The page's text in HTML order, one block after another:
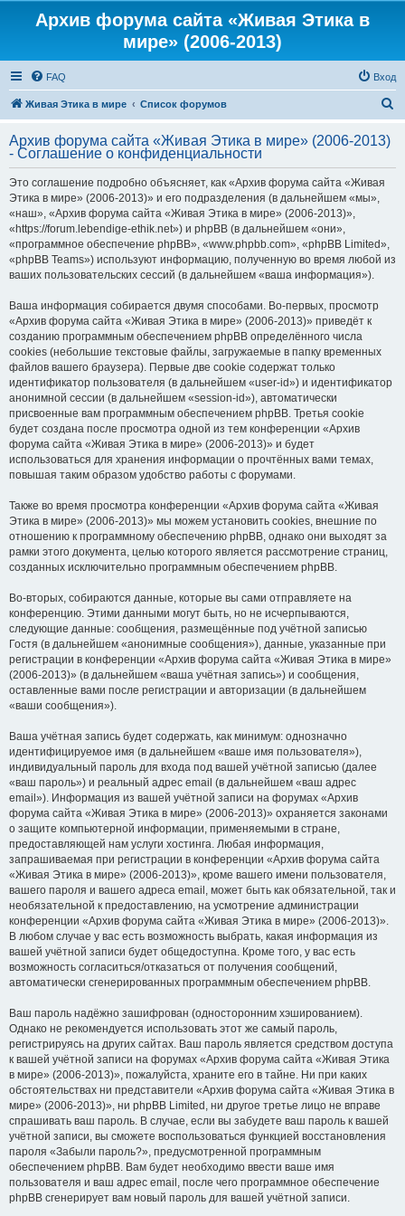
Архив форума сайта «Живая Этика в
мире» (2006-2013)
FAQ Вход
Живая Этика в мире Список форумов
с
Архив форума сайта «Живая Этика в мире» (2006-2013)
- Соглашение о конфиденциальности
Это соглашение подробно объясняет, как «Архив форума сайта «Живая
Этика в мире» (2006-2013)» и его подразделения (в дальнейшем «мы»,
«наш», «Архив форума сайта «Живая Этика в мире» (2006-2013)»,
«https://forum.lebendige-ethik.net») и phpBB (в дальнейшем «они»,
«программное обеспечение phpBB», «www.phpbb.com», «phpBB Limited»,
«phpBB Teams») используют информацию, полученную во время любой из
ваших пользовательских сессий (в дальнейшем «ваша информация»).
Ваша информация собирается двумя способами. Во-первых, просмотр
«Архив форума сайта «Живая Этика в мире» (2006-2013)» приведёт к
созданию программным обеспечением phpBB определённого числа
cookies (небольшие текстовые файлы, загружаемые в папку временных
файлов вашего браузера). Первые две cookie содержат только
идентификатор пользователя (в дальнейшем «user-id») и идентификатор
анонимной сессии (в дальнейшем «session-id»), автоматически
присвоенные вам программным обеспечением phpBB. Третья cookie
будет создана после просмотра одной из тем конференции «Архив
форума сайта «Живая Этика в мире» (2006-2013)» и будет
использоваться для хранения информации о прочтённых вами темах,
повышая таким образом удобство работы с форумами.
Также во время просмотра конференции «Архив форума сайта «Живая
Этика в мире» (2006-2013)» мы можем установить cookies, внешние по
отношению к программному обеспечению phpBB, однако они выходят за
рамки этого документа, целью которого является рассмотрение страниц,
созданных исключительно программным обеспечением phpBB.
Во-вторых, собираются данные, которые вы сами отправляете на
конференцию. Этими данными могут быть, но не исчерпываются,
следующие данные: сообщения, размещённые под учётной записью
Гостя (в дальнейшем «анонимные сообщения»), данные, указанные при
регистрации в конференции «Архив форума сайта «Живая Этика в мире»
(2006-2013)» (в дальнейшем «ваша учётная запись») и сообщения,
оставленные вами после регистрации и авторизации (в дальнейшем
«ваши сообщения»).
Ваша учётная запись будет содержать, как минимум: однозначно
идентифицируемое имя (в дальнейшем «ваше имя пользователя»),
индивидуальный пароль для входа под вашей учётной записью (далее
«ваш пароль») и реальный адрес email (в дальнейшем «ваш адрес
email»). Информация из вашей учётной записи на форумах «Архив
форума сайта «Живая Этика в мире» (2006-2013)» охраняется законами
о защите компьютерной информации, применяемыми в стране,
предоставляющей нам услуги хостинга. Любая информация,
запрашиваемая при регистрации в конференции «Архив форума сайта
«Живая Этика в мире» (2006-2013)», кроме вашего имени пользователя,
вашего пароля и вашего адреса email, может быть как обязательной, так и
необязательной к предоставлению, на усмотрение администрации
конференции «Архив форума сайта «Живая Этика в мире» (2006-2013)».
В любом случае у вас есть возможность выбрать, какая информация из
вашей учётной записи будет общедоступна. Кроме того, у вас есть
возможность согласиться/отказаться от получения сообщений,
автоматически сгенерированных программным обеспечением phpBB.
Ваш пароль надёжно зашифрован (односторонним хэшированием).
Однако не рекомендуется использовать этот же самый пароль,
регистрируясь на других сайтах. Ваш пароль является средством доступа
к вашей учётной записи на форумах «Архив форума сайта «Живая Этика
в мире» (2006-2013)», пожалуйста, храните его в тайне. Ни при каких
обстоятельствах ни представители «Архив форума сайта «Живая Этика в
мире» (2006-2013)», ни phpBB Limited, ни другое третье лицо не вправе
спрашивать ваш пароль. В случае, если вы забудете ваш пароль к вашей
учётной записи, вы сможете воспользоваться функцией восстановления
пароля «Забыли пароль?», предусмотренной программным
обеспечением phpBB. Вам будет необходимо ввести ваше имя
пользователя и ваш адрес email, после чего программное обеспечение
phpBB сгенерирует вам новый пароль для вашей учётной записи.